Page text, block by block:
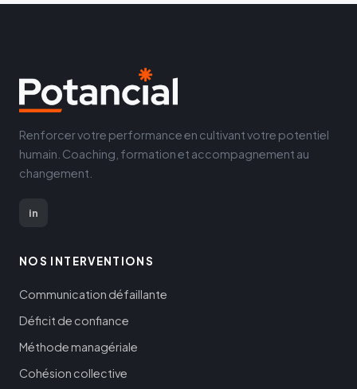
Renforcer votre performance en cultivant votre potentiel
humain. Coaching, formation et accompagnement au
changement.
in
NOS INTERVENTIONS
Communication défaillante
Déficit de confiance
Méthode managériale
Cohésion collective